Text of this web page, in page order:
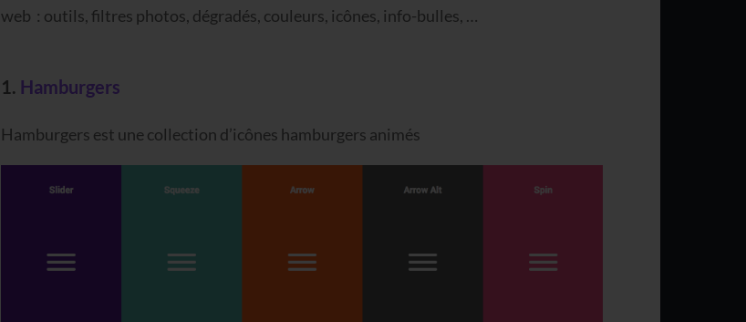
web : outils, filtres photos, dégradés, couleurs, icônes, info-bulles, …
1. Hamburgers
Hamburgers est une collection d’icônes hamburgers animés